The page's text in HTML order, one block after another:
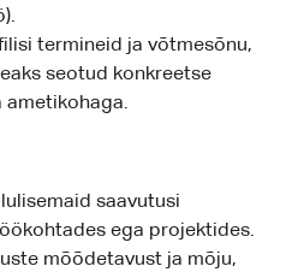
termineid ja võtmesõnu,
seotud konkreetse
ametikohaga.
saavutusi
ega projektides.
mõõdetavust ja mõju,